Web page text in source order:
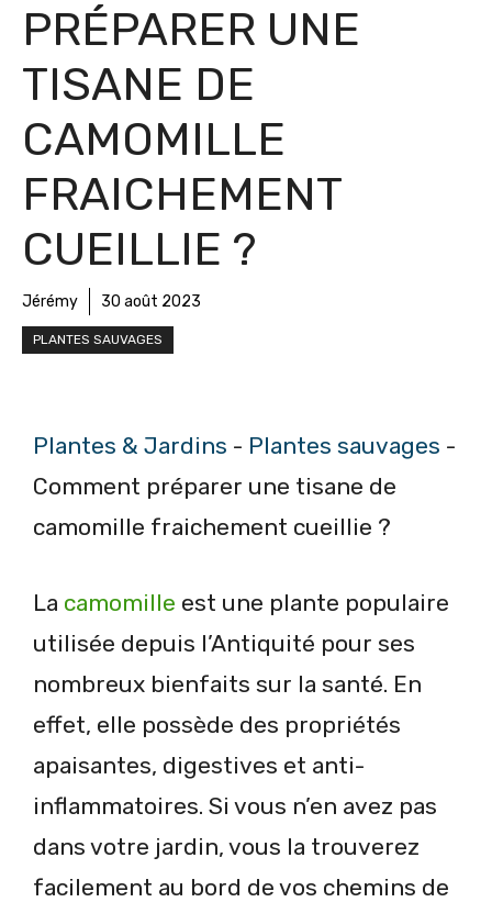
PRÉPARER UNE
TISANE DE
CAMOMILLE
FRAICHEMENT
CUEILLIE ?
Jérémy 30 août 2023
PLANTES SAUVAGES
Plantes & Jardins - Plantes sauvages -
Comment préparer une tisane de
camomille fraichement cueillie ?
La camomille est une plante populaire
utilisée depuis l’Antiquité pour ses
nombreux bienfaits sur la santé. En
effet, elle possède des propriétés
apaisantes, digestives et anti-
inflammatoires. Si vous n’en avez pas
dans votre jardin, vous la trouverez
facilement au bord de vos chemins de